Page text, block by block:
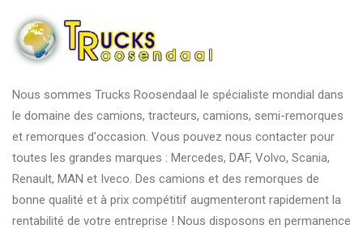
Nous sommes Trucks Roosendaal le spécialiste mondial dans
le domaine des camions, tracteurs, camions, semi-remorques
et remorques d'occasion. Vous pouvez nous contacter pour
toutes les grandes marques : Mercedes, DAF, Volvo, Scania,
Renault, MAN et Iveco. Des camions et des remorques de
bonne qualité et à prix compétitif augmenteront rapidement la
rentabilité de votre entreprise ! Nous disposons en permanence